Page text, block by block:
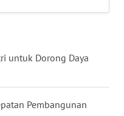
untuk Dorong Daya
Pembangunan